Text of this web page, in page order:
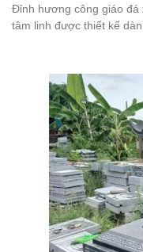
Đỉnh hương công giáo đá
tâm linh được thiết kế